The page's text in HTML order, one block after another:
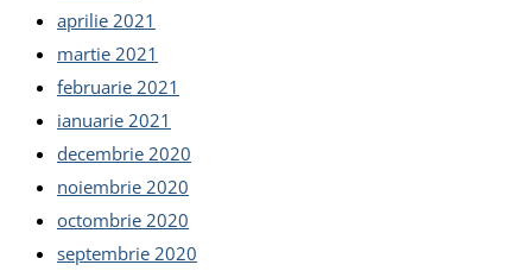
aprilie 2021
martie 2021
februarie 2021
ianuarie 2021
decembrie 2020
noiembrie 2020
octombrie 2020
septembrie 2020